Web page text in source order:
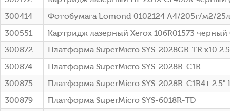
300414
Фотобумага Lomond 0102124 A4/205г/м2/
300551
Картридж лазерный Xerox 106R01573 черный
300872
Платформа SuperMicro SYS-2028GR-TR x10
300874
Платформа SuperMicro SYS-2028R-C1R
300875
Платформа SuperMicro SYS-2028R-C1R4+ 2.5"
300879
Платформа SuperMicro SYS-6018R-TD